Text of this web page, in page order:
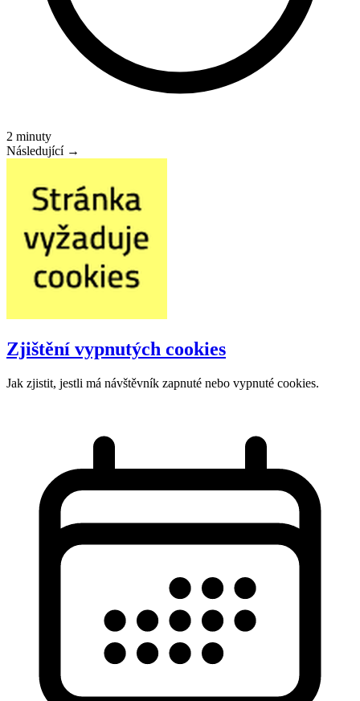
2 minuty
Následující →
Zjištění vypnutých cookies
Jak zjistit, jestli má návštěvník zapnuté nebo vypnuté cookies.